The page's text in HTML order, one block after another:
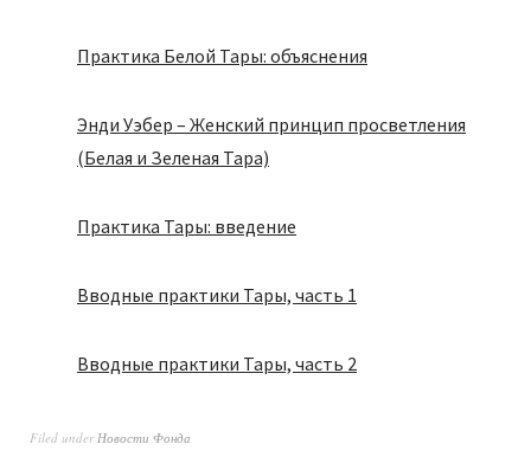
Практика Белой Тары: объяснения
Энди Уэбер – Женский принцип просветления
(Белая и Зеленая Тара)
Практика Тары: введение
Вводные практики Тары, часть 1
Вводные практики Тары, часть 2
Filed underНовости Фонда